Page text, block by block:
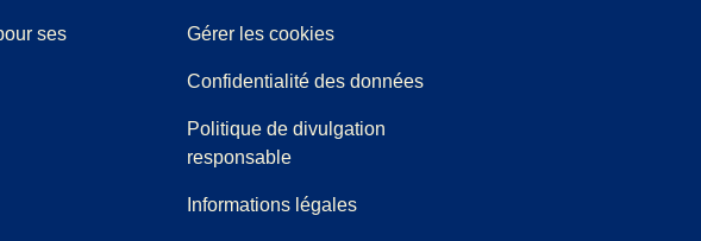
ses
Gérer les cookies
Confidentialité des données
Politique de divulgation
responsable
Informations légales